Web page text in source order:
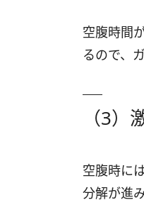
空腹時間
るので、
（3
空腹時に
分解が進